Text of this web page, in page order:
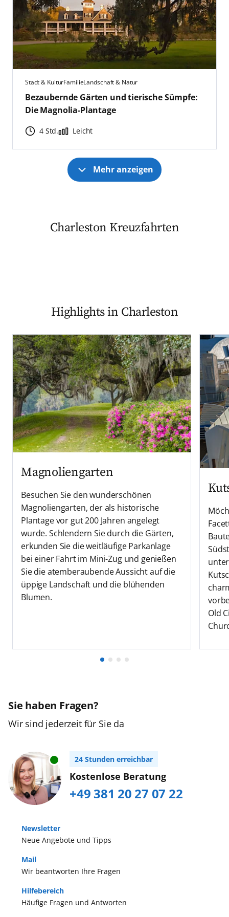
Stadt & KulturFamilieLandschaft & Natur
Bezaubernde Gärten und tierische Sümpfe:
Die Magnolia-Plantage
4 Std. Leicht
Mehr anzeigen
Charleston Kreuzfahrten
Highlights in Charleston
Magnoliengarten
Besuchen Sie den wunderschönen
Magnoliengarten, der als historische
Plantage vor gut 200 Jahren angelegt
wurde. Schlendern Sie durch die Gärten,
erkunden Sie die weitläufige Parkanlage
bei einer Fahrt im Mini-Zug und genießen
Sie die atemberaubende Aussicht auf die
üppige Landschaft und die blühenden
Blumen.
Old
Sie haben Fragen?
Wir sind jederzeit für Sie da
24 Stunden erreichbar
Kostenlose Beratung
+49 381 20 27 07 22
Neue Angebote und Tipps
Newsletter
Häufige Fragen und Antworten
Hilfebereich
Wir beantworten Ihre Fragen
Mail